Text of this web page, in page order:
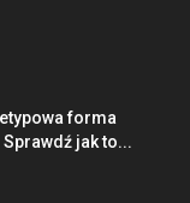
forma
jak to...